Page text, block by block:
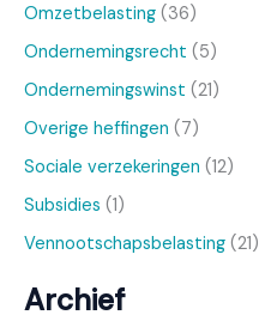
Omzetbelasting (36)
Ondernemingsrecht (5)
Ondernemingswinst (21)
Overige heffingen (7)
Sociale verzekeringen (12)
Subsidies (1)
Vennootschapsbelasting (21)
Archief